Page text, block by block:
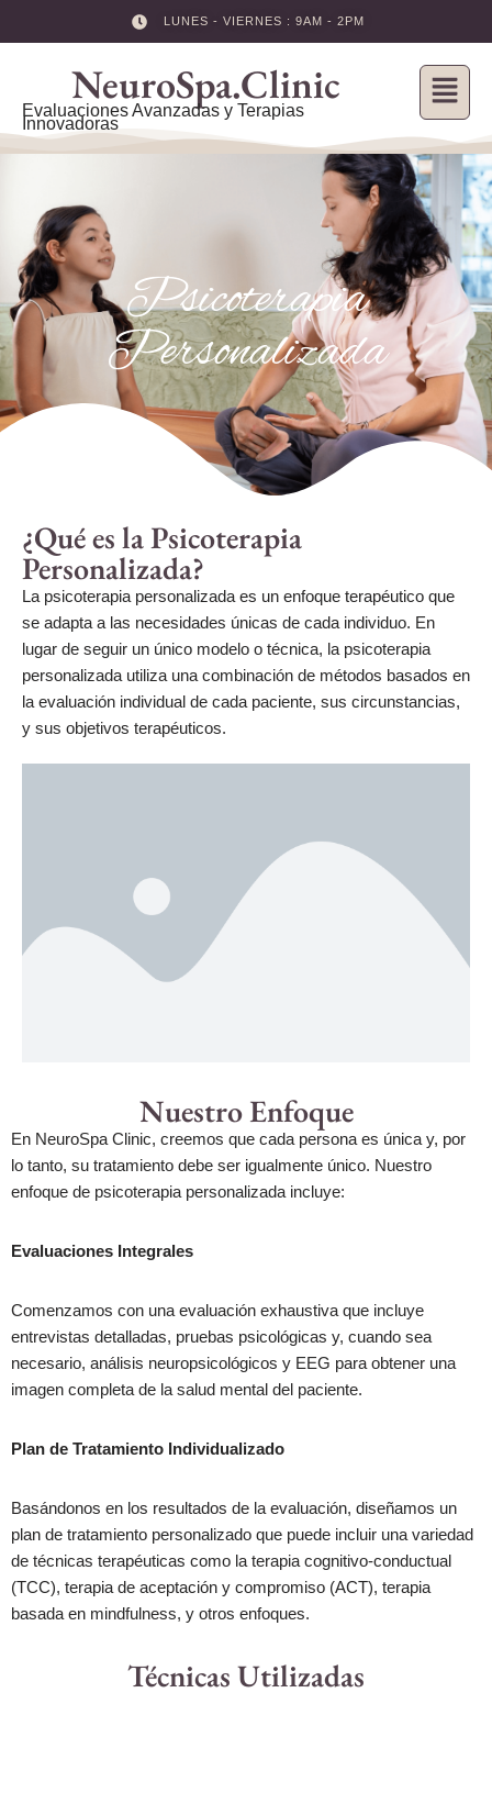
LUNES - VIERNES : 9AM - 2PM
NeuroSpa.Clinic
Evaluaciones Avanzadas y Terapias
Innovadoras
Psicoterapia
Personalizada
¿Qué es la Psicoterapia
Personalizada?
La psicoterapia personalizada es un enfoque terapéutico que
se adapta a las necesidades únicas de cada individuo. En
lugar de seguir un único modelo o técnica, la psicoterapia
personalizada utiliza una combinación de métodos basados en
la evaluación individual de cada paciente, sus circunstancias,
y sus objetivos terapéuticos.
Nuestro Enfoque
En NeuroSpa Clinic, creemos que cada persona es única y, por
lo tanto, su tratamiento debe ser igualmente único. Nuestro
enfoque de psicoterapia personalizada incluye:
Evaluaciones Integrales
Comenzamos con una evaluación exhaustiva que incluye
entrevistas detalladas, pruebas psicológicas y, cuando sea
necesario, análisis neuropsicológicos y EEG para obtener una
imagen completa de la salud mental del paciente.
Plan de Tratamiento Individualizado
Basándonos en los resultados de la evaluación, diseñamos un
plan de tratamiento personalizado que puede incluir una variedad
de técnicas terapéuticas como la terapia cognitivo-conductual
(TCC), terapia de aceptación y compromiso (ACT), terapia
basada en mindfulness, y otros enfoques.
Técnicas Utilizadas